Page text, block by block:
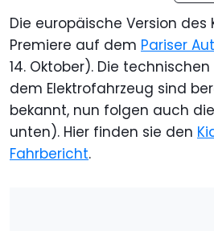
Die europäische Version
Premiere auf dem Pariser
14. Oktober). Die technischen
dem Elektrofahrzeug sind
bekannt, nun folgen auch
unten). Hier finden sie den
Fahrbericht.